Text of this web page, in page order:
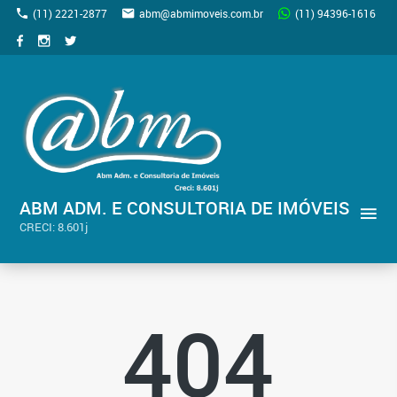
(11) 2221-2877 abm@abmimoveis.com.br (11) 94396-1616
ABM ADM. E CONSULTORIA DE IMÓVEIS
CRECI: 8.601j
404